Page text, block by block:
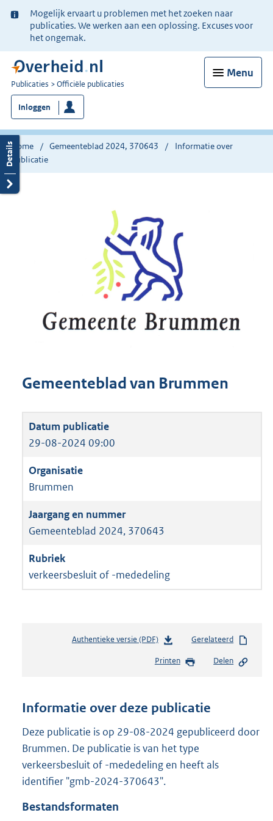
Ter
informatie:
Mogelijk ervaart u problemen met het zoeken naar
publicaties. We werken aan een oplossing. Excuses voor
het ongemak.
Menu
U
bent
nu
hier:
Publicaties Officiële publicaties
Inloggen
Home Gemeenteblad 2024, 370643
Informatie over
publicatie
Gemeenteblad van Brummen
29-08-2024 09:00
Brummen
Gemeenteblad 2024, 370643
verkeersbesluit of -mededeling
Authentieke versie (PDF)b
s
n
s
g
r
o
o
Gerelateerd
Printen Delen
Informatie over deze publicatie
Deze publicatie is op 29-08-2024 gepubliceerd door
Brummen. De publicatie is van het type
verkeersbesluit of -mededeling en heeft als
identifier "gmb-2024-370643".
Bestandsformaten